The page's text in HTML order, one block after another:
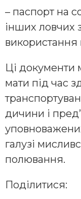
– паспорт на
інших ловчих
використання
Ці документи
мати під час
дичини і
галузі
полювання.
Поділитися: